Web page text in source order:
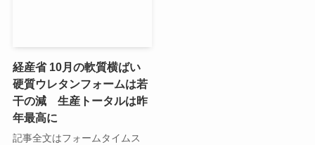
経産省 10月の軟質横ばい
硬質ウレタンフォームは若
干の減 生産トータルは昨
年最高に
記事全文はフォームタイムス